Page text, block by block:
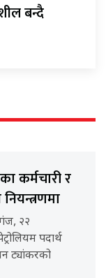
बन्दै
कर्मचारी र
२२
पदार्थ
ट्यांकरको